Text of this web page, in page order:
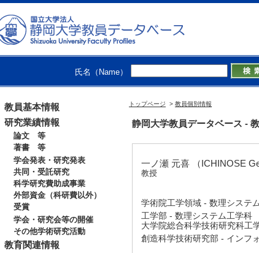
氏名（Name）
教員基本情報
研究業績情報
論文 等
著書 等
学会発表・研究発表
共同・受託研究
科学研究費助成事業
外部資金（科研費以外）
受賞
学会・研究会等の開催
その他学術研究活動
教育関連情報
トップページ > 教員個別情報
静岡大学教員データベース -
一ノ瀬 元喜 （ICHINOSE
教授
学術院工学領域 - 数理システ
工学部 - 数理システム工学科
大学院総合科学技術研究科工
創造科学技術研究部 - インフ